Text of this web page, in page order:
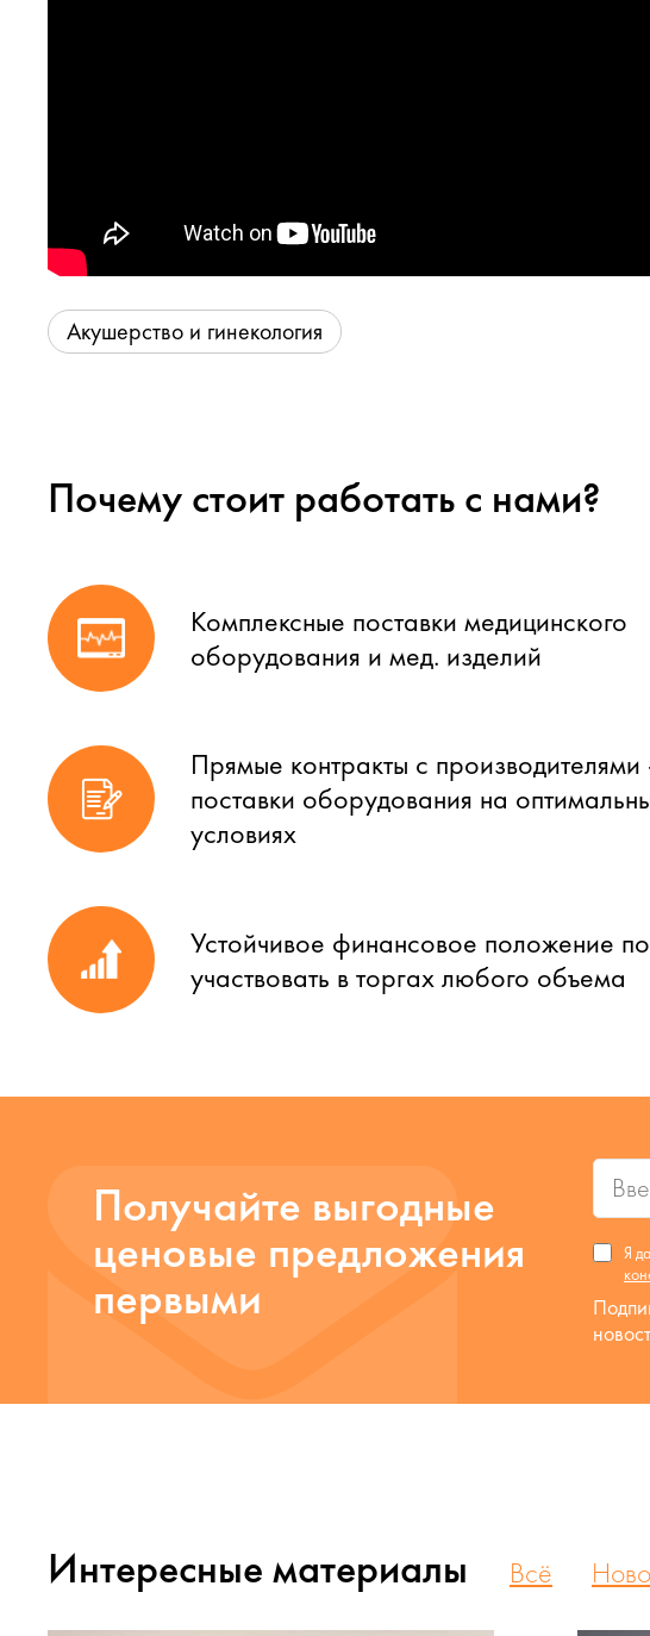
Акушерство и гинекология
Почему стоит работать с нами?
Комплексные поставки медицинского
оборудования и мед. изделий
Прямые контракты с производителями
поставки оборудования на
условиях
Устойчивое финансовое положение
участвовать в торгах любого объема
Получайте выгодные
ценовые предложения
первыми
Я
Интересные материалы Всё